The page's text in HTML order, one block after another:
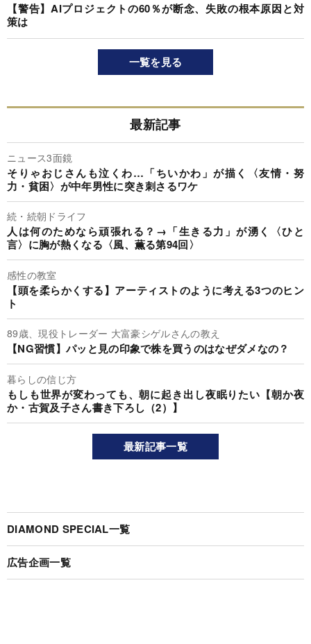
【警告】AIプロジェクトの60％が断念、失敗の根本原因と対
策は
一覧を見る
最新記事
ニュース3面鏡
そりゃおじさんも泣くわ…「ちいかわ」が描く〈友情・努
力・貧困〉が中年男性に突き刺さるワケ
続・続朝ドライフ
人は何のためなら頑張れる？→「生きる力」が湧く〈ひと
言〉に胸が熱くなる〈風、薫る第94回〉
感性の教室
【頭を柔らかくする】アーティストのように考える3つのヒン
ト
89歳、現役トレーダー 大富豪シゲルさんの教え
【NG習慣】パッと見の印象で株を買うのはなぜダメなの？
暮らしの信じ方
もしも世界が変わっても、朝に起き出し夜眠りたい【朝か夜
か・古賀及子さん書き下ろし（2）】
最新記事一覧
DIAMOND SPECIAL一覧
広告企画一覧